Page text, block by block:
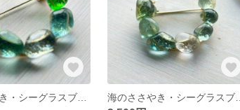
海のささやき・シーグラスブローチ 海のささやき・シーグラスブローチ